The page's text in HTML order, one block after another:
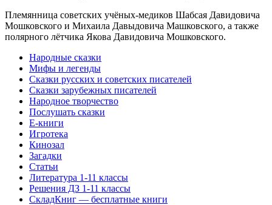
Племянница советских учёных-медиков Шабсая Давидовича
Мошковского и Михаила Давыдовича Машковского, а также
полярного лётчика Якова Давидовича Мошковского.
Народные сказки
Мифы и легенды
Сказки русских и советских писателей
Сказки зарубежных писателей
Народное творчество
Послушать сказки
Е-книги
Игротека
Кинозал
Загадки
Статьи
Литература 1-11 классы
Решения ДЗ 1-11 классы
СкладКниг — бесплатные книги